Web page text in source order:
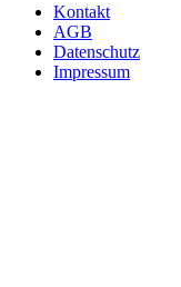
Kontakt
AGB
Datenschutz
Impressum